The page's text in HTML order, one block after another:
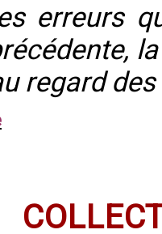
erreurs
regard